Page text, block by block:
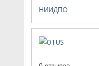
НИИДПО